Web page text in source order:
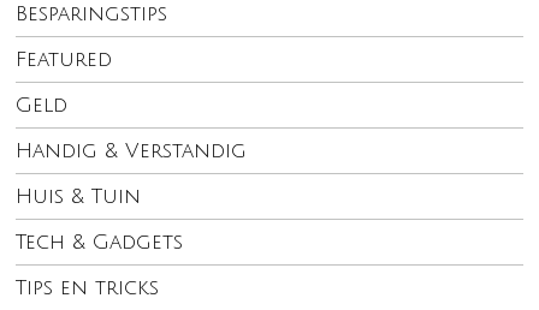
Besparingstips
Featured
Geld
Handig & Verstandig
Huis & Tuin
Tech & Gadgets
Tips en tricks